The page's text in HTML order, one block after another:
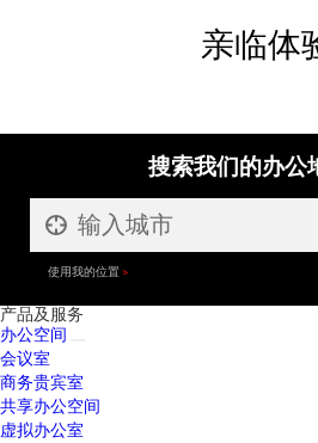
亲临体
搜索我们的办公
使用我的位置
产品及服务
办公空间
会议室
商务贵宾室
共享办公空间
虚拟办公室